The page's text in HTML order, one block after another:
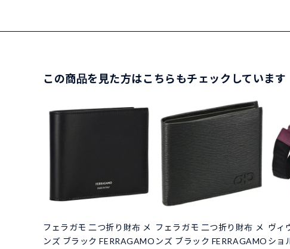
この商品を見た方はこちらもチェックしています
フェラガモ 二つ折り財布 メ
ンズ ブラック FERRAGAMO
フェラガモ 二つ折り財布 メ
ンズ ブラック FERRAGAMO
ヴィ
ショ